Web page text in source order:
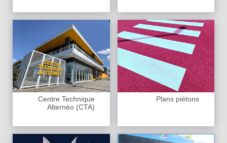
Centre Technique
Alternéo (CTA)
Plans piétons